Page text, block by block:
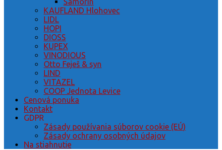
KAUFLAND Hlohovec
LIDL
HOPI
DIOSS
KUPEX
VINODIOUS
Otto Feješ & syn
LIND
VITAZEL
COOP Jednota Levice
Cenová ponuka
Kontakt
GDPR
Zásady používania súborov cookie (EÚ)
Zásady ochrany osobných údajov
Na stiahnutie